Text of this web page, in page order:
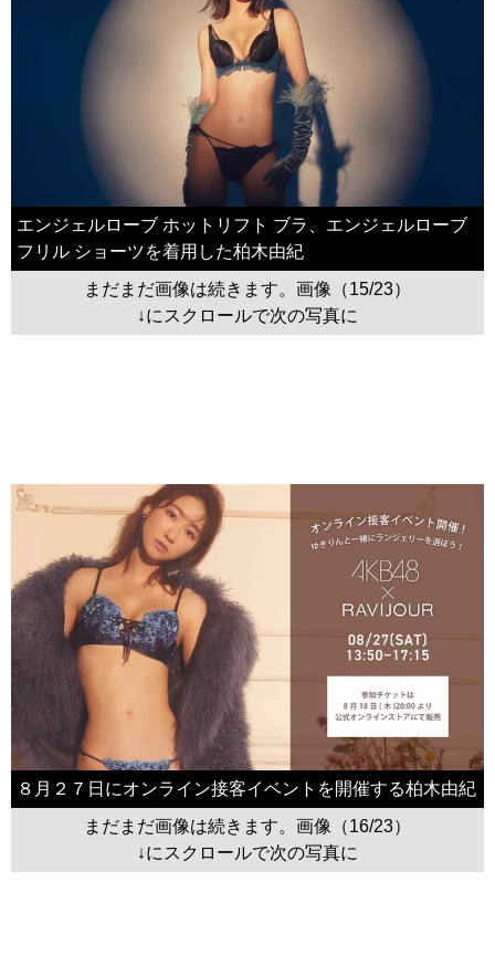
エンジェルローブ ホットリフト ブラ、エンジェルローブ
フリル ショーツを着用した柏木由紀
まだまだ画像は続きます。画像（15/23）
↓にスクロールで次の写真に
８月２７日にオンライン接客イベントを開催する柏木由紀
まだまだ画像は続きます。画像（16/23）
↓にスクロールで次の写真に